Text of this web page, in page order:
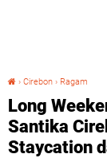
› Cirebon › Ragam
Long
Santika
Staycation